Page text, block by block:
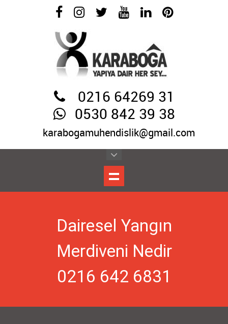
0216 64269 31
0530 842 39 38
karabogamuhendislik@gmail.com
Dairesel Yangın
Merdiveni Nedir
0216 642 6831